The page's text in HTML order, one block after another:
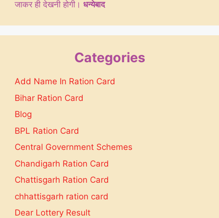
जाकर ही देखनी होगी। धन्येबाद
Categories
Add Name In Ration Card
Bihar Ration Card
Blog
BPL Ration Card
Central Government Schemes
Chandigarh Ration Card
Chattisgarh Ration Card
chhattisgarh ration card
Dear Lottery Result